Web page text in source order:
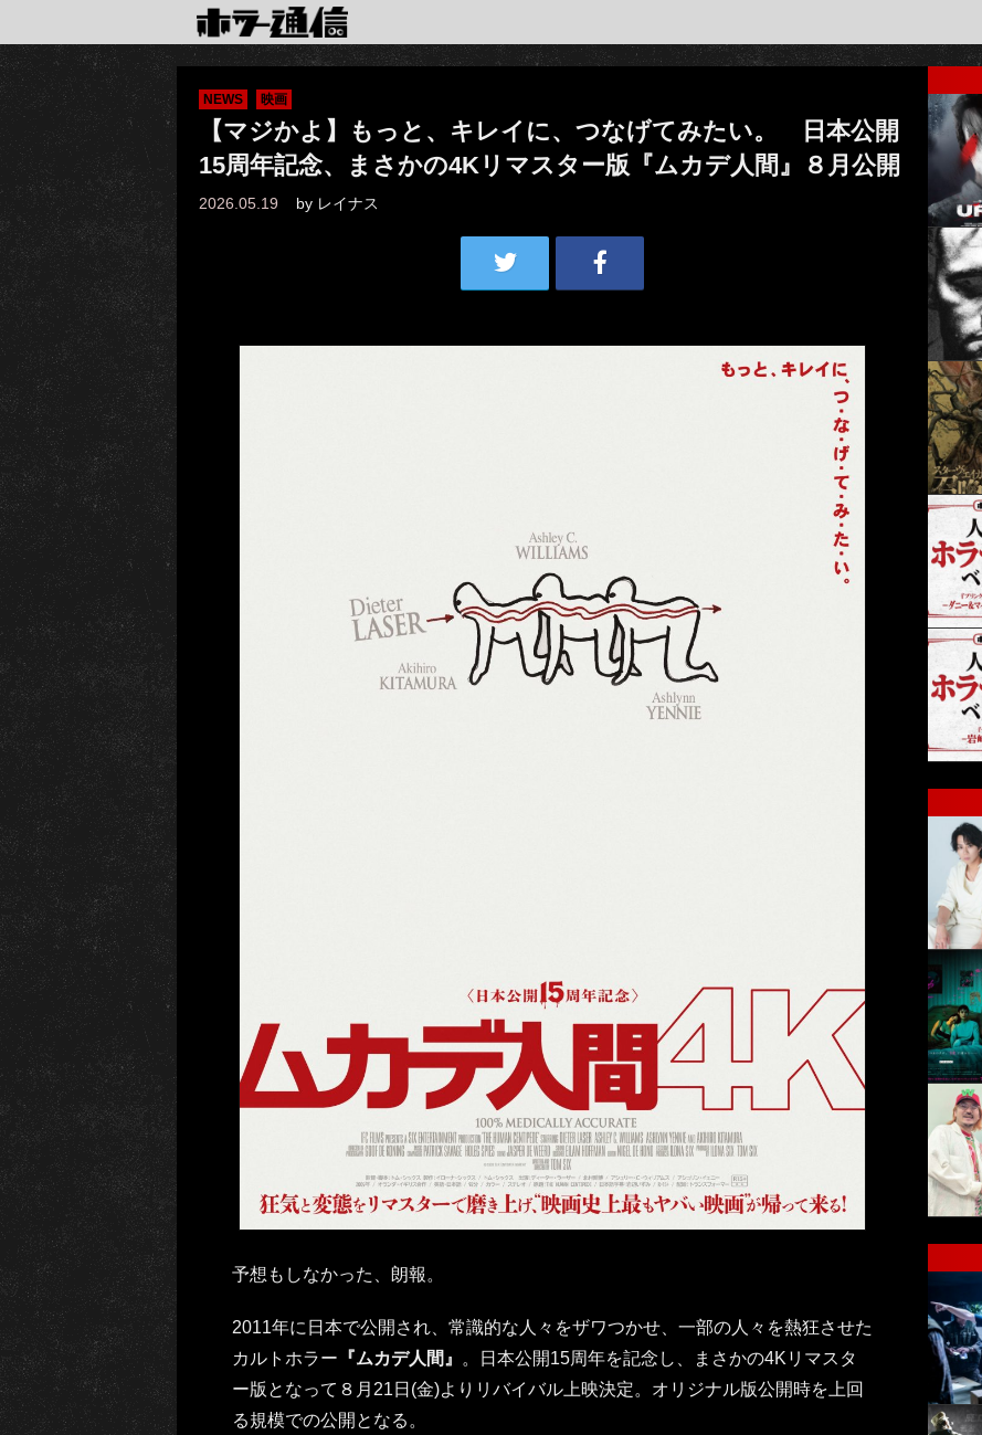
NEWS 映画
【マジかよ】もっと、キレイに、つなげてみたい。 日本公開
15周年記念、まさかの4Kリマスター版『ムカデ人間』８月公開
2026.05.19 by レイナス
予想もしなかった、朗報。
2011年に日本で公開され、常識的な人々をザワつかせ、一部の人々を熱狂させた
カルトホラー 『ムカデ人間』
。日本公開15周年を記念し、まさかの4Kリマスタ
ー版となって８月21日(金)よりリバイバル上映決定。オリジナル版公開時を上回
る規模での公開となる。